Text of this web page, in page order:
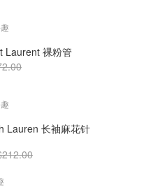
1080p
Laurent 裸粉管
长袖麻花针